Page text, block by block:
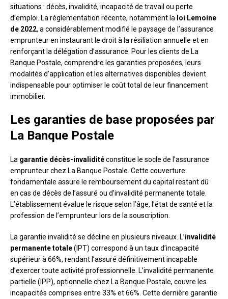
situations : décès, invalidité, incapacité de travail ou perte
d’emploi. La réglementation récente, notamment la loi Lemoine
de 2022, a considérablement modifié le paysage de l’assurance
emprunteur en instaurant le droit à la résiliation annuelle et en
renforçant la délégation d’assurance. Pour les clients de La
Banque Postale, comprendre les garanties proposées, leurs
modalités d’application et les alternatives disponibles devient
indispensable pour optimiser le coût total de leur financement
immobilier.
Les garanties de base proposées par
La Banque Postale
La garantie décès-invaliditéconstitue le socle de l’assurance
emprunteur chez La Banque Postale. Cette couverture
fondamentale assure le remboursement du capital restant dû
en cas de décès de l’assuré ou d’invalidité permanente totale.
L’établissement évalue le risque selon l’âge, l’état de santé et la
profession de l’emprunteur lors de la souscription.
La garantie invalidité se décline en plusieurs niveaux. L’invalidité
permanente totale(IPT) correspond à un taux d’incapacité
supérieur à 66%, rendant l’assuré définitivement incapable
d’exercer toute activité professionnelle. L’invalidité permanente
partielle (IPP), optionnelle chez La Banque Postale, couvre les
incapacités comprises entre 33% et 66%. Cette dernière garantie